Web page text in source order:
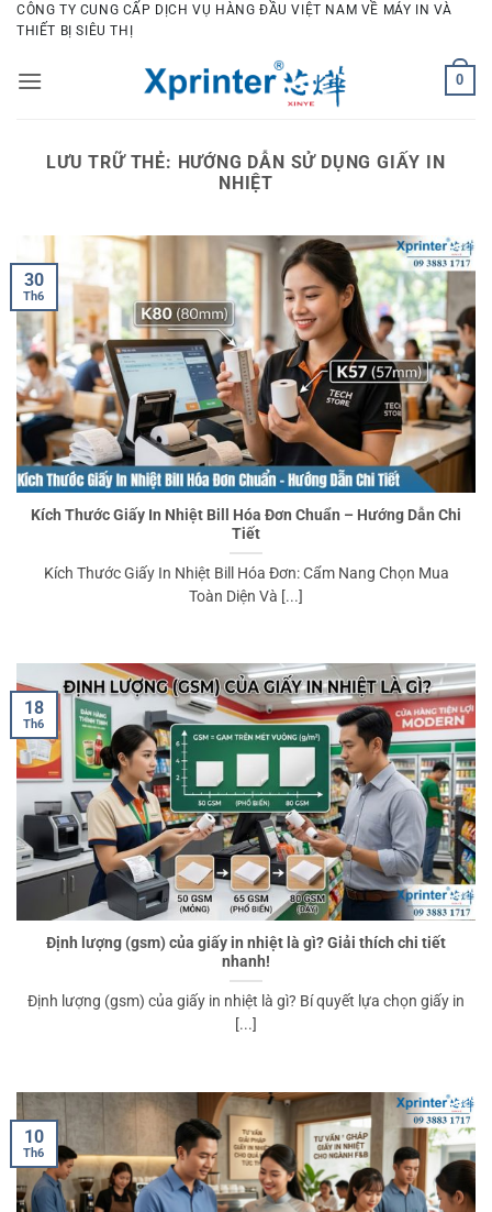
Bỏ
qua
dung
CÔNG TY CUNG CẤP DỊCH VỤ HÀNG ĐẦU VIỆT NAM VỀ MÁY IN VÀ
THIẾT BỊ SIÊU THỊ
0
LƯU TRỮ THẺ: HƯỚNG DẪN SỬ DỤNG GIẤY IN
NHIỆT
Kích Thước Giấy In Nhiệt Bill Hóa Đơn Chuẩn – Hướng Dẫn Chi
Tiết
Kích Thước Giấy In Nhiệt Bill Hóa Đơn: Cẩm Nang Chọn Mua
Toàn Diện Và [...]
30
Th6
Định lượng (gsm) của giấy in nhiệt là gì? Giải thích chi tiết
nhanh!
Định lượng (gsm) của giấy in nhiệt là gì? Bí quyết lựa chọn giấy in
[...]
18
Th6
10
Th6